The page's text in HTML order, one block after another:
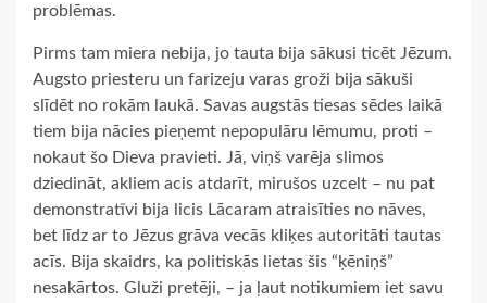
problēmas.
Pirms tam miera nebija, jo tauta bija sākusi ticēt Jēzum.
Augsto priesteru un farizeju varas groži bija sākuši
slīdēt no rokām laukā. Savas augstās tiesas sēdes laikā
tiem bija nācies pieņemt nepopulāru lēmumu, proti –
nokaut šo Dieva pravieti. Jā, viņš varēja slimos
dziedināt, akliem acis atdarīt, mirušos uzcelt – nu pat
demonstratīvi bija licis Lācaram atraisīties no nāves,
bet līdz ar to Jēzus grāva vecās kliķes autoritāti tautas
acīs. Bija skaidrs, ka politiskās lietas šis “ķēniņš”
nesakārtos. Gluži pretēji, – ja ļaut notikumiem iet savu